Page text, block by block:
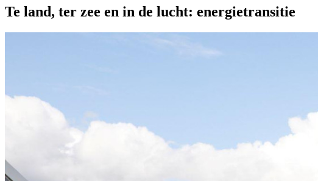
Te land, ter zee en in de lucht: energietransitie